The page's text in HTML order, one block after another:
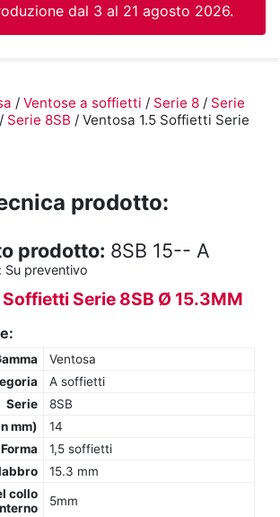
dal 3 al 21 agosto 2026.
/ Ventose a soffietti / Serie 8 / Serie
/ Serie 8SB / Ventosa 1.5 Soffietti Serie
prodotto:
prodotto: 8SB 15-- A
Su preventivo
Soffietti Serie 8SB Ø 15.3MM
Ventosa
A soffietti
Serie
8SB
mm)
14
Forma
1,5 soffietti
15.3 mm
collo
5mm